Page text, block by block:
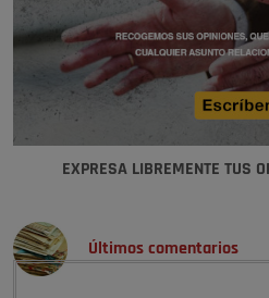
EXPRESA LIBREMENTE TUS
Últimos comentarios